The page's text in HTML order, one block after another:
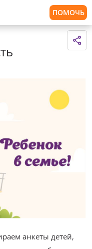
ПОМОЧЬ
анкеты детей,